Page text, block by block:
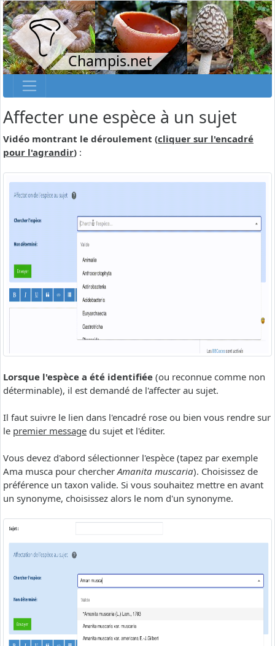
Champis.net
Affecter une espèce à un sujet
Vidéo montrant le déroulement (cliquer sur l'encadré
pour l'agrandir) :
Lorsque l'espèce a été identifiée (ou reconnue comme non
déterminable), il est demandé de l'affecter au sujet.
Il faut suivre le lien dans l'encadré rose ou bien vous rendre sur
le premier message du sujet et l'éditer.
Vous devez d'abord sélectionner l'espèce (tapez par exemple
Ama musca pour chercherAmanita muscaria). Choisissez de
préférence un taxon valide. Si vous souhaitez mettre en avant
un synonyme, choisissez alors le nom d'un synonyme.